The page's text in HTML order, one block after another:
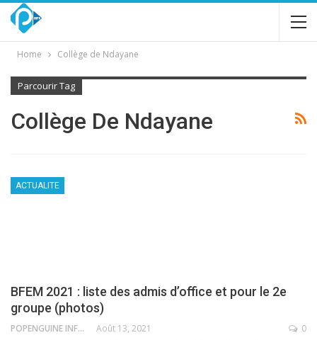
Home Collège de Ndayane
Parcourir Tag
Collège De Ndayane
ACTUALITE
BFEM 2021 : liste des admis d’office et pour le 2e
groupe (photos)
POPENGUINE INFO Août 13, 2021 0